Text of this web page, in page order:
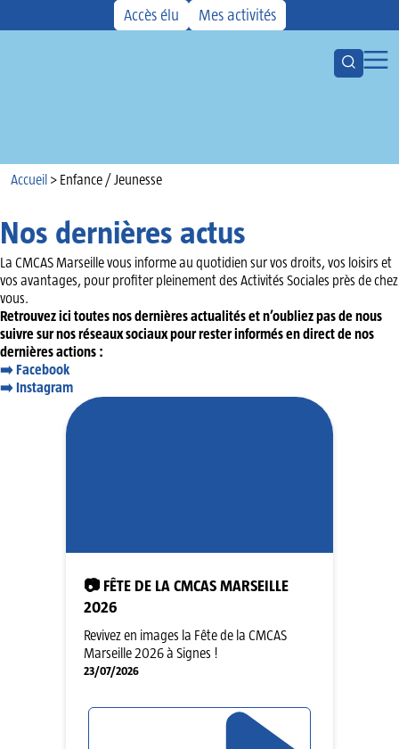
Accès élu Mes activités
Accueil
Ouvrir la
Agenda
Accueil > Enfance / Jeunesse
Nos dernières actus
La CMCAS Marseille vous informe au quotidien sur vos droits, vos loisirs et
vos avantages, pour profiter pleinement des Activités Sociales près de chez
vous.
Retrouvez ici toutes nos dernières actualités et n’oubliez pas de nous
suivre sur nos réseaux sociaux pour rester informés en direct de nos
dernières actions :
➡️ Facebook
➡️Instagram
📷 FÊTE DE LA CMCAS MARSEILLE
2026
Revivez en images la Fête de la CMCAS
Marseille 2026 à Signes !
23/07/2026